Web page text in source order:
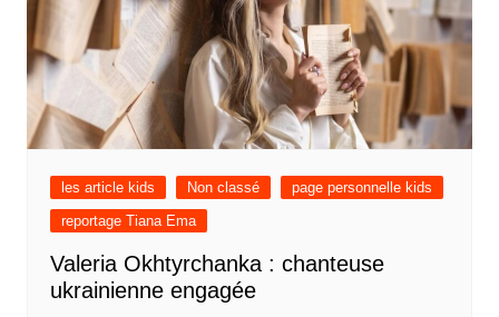
les article kids Non classé
page personnelle kids
reportage Tiana Ema
Valeria Okhtyrchanka : chanteuse
ukrainienne engagée